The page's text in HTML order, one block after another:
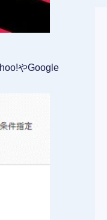
やGoogle